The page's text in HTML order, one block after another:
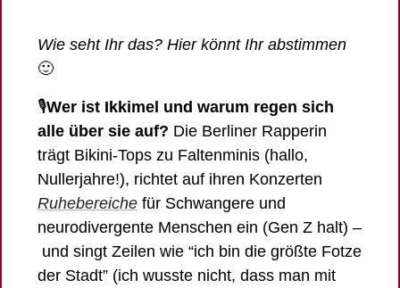
🙂
🎙️Wer ist Ikkimel und warum regen sich
alle über sie auf? Die Berliner Rapperin
trägt Bikini-Tops zu Faltenminis (hallo,
Ruhebereiche für Schwangere und
neurodivergente Menschen ein (Gen Z halt) –
und singt Zeilen wie “ich bin die größte Fotze
der Stadt” (ich wusste nicht, dass man mit